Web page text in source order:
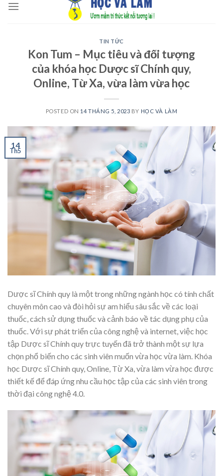
TIN TỨC
Kon Tum – Mục tiêu và đối tượng
của khóa học Dược sĩ Chính quy,
Online, Từ Xa, vừa làm vừa học
POSTED ON 14 THÁNG 5, 2023 BY HỌC VÀ LÀM
14
Th5
Dược sĩ Chính quy là một trong những ngành học có tính chất
chuyên môn cao và đòi hỏi sự am hiểu sâu sắc về các loại
thuốc, cách sử dụng thuốc và cảnh báo về tác dụng phụ của
thuốc. Với sự phát triển của công nghệ và internet, việc học
tập Dược sĩ Chính quy trực tuyến đã trở thành một sự lựa
chọn phổ biến cho các sinh viên muốn vừa học vừa làm. Khóa
học Dược sĩ Chính quy, Online, Từ Xa, vừa làm vừa học được
thiết kế để đáp ứng nhu cầu học tập của các sinh viên trong
thời đại công nghệ 4.0.